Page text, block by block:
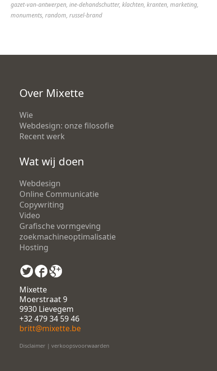
gazet-van-antwerpen,ine-dehandschutter,klachten,kranten,marketing,
monuments,random,russel-brand
Over Mixette
Wie
Webdesign: onze filosofie
Recent werk
Wat wij doen
Webdesign
Online Communicatie
Copywriting
Video
Grafische vormgeving
zoekmachineoptimalisatie
Hosting
Mixette
Moerstraat 9
9930 Lievegem
+32 479 34 59 46
britt@mixette.be
Disclaimer | verkoopsvoorwaarden